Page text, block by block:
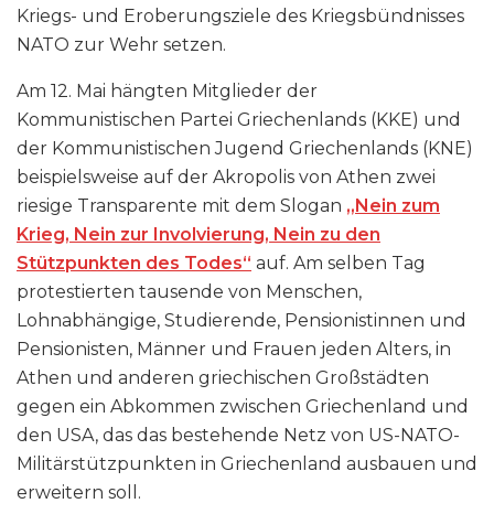
Kriegs- und Eroberungsziele des Kriegsbündnisses
NATO zur Wehr setzen.
Am 12. Mai hängten Mitglieder der
Kommunistischen Partei Griechenlands (KKE) und
der Kommunistischen Jugend Griechenlands (KNE)
beispielsweise auf der Akropolis von Athen zwei
riesige Transparente mit dem Slogan „Nein zum
Krieg, Nein zur Involvierung, Nein zu den
Stützpunkten des Todes“ auf. Am selben Tag
protestierten tausende von Menschen,
Lohnabhängige, Studierende, Pensionistinnen und
Pensionisten, Männer und Frauen jeden Alters, in
Athen und anderen griechischen Großstädten
gegen ein Abkommen zwischen Griechenland und
den USA, das das bestehende Netz von US-NATO-
Militärstützpunkten in Griechenland ausbauen und
erweitern soll.